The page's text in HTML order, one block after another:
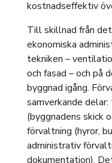
kostnadseffektiv
Till skillnad från
ekonomiska
tekniken –
och fasad – och på
byggnad igång.
samverkande
(byggnadens skick
förvaltning (hyror,
administrativ
dokumentation).